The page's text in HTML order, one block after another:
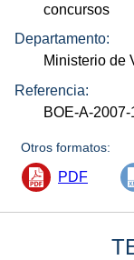
concursos
Departamento:
Ministerio de
Referencia:
BOE-A-
Otros formatos:
PDF